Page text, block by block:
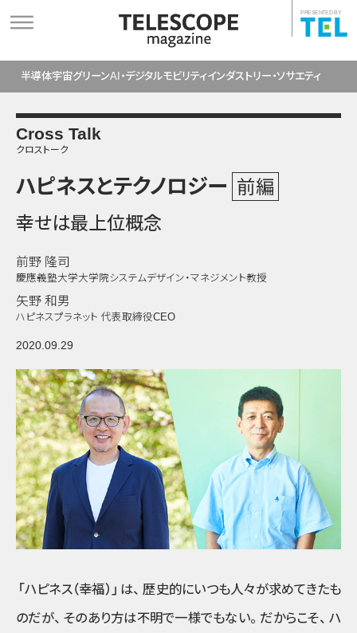
PRESENTED BY
半導体宇宙グリーンAI・デジタルモビリティインダストリー・ソサエティ
Cross Talk
クロストーク
ハピネスとテクノロジー 前編
幸せは最上位概念
前野 隆司
慶應義塾大学大学院システムデザイン・マネジメント教授
矢野 和男
ハピネスプラネット 代表取締役CEO
2020.09.29
「ハピネス（幸福）」 は、 歴史的にいつも人々が求めてきたも
のだが、 そのあり方は不明で一様でもない。 だからこそ、 ハ